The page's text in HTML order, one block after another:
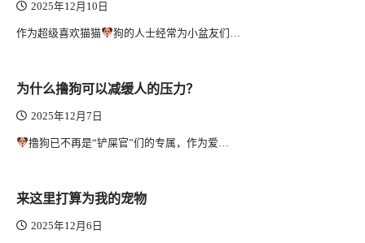
2025年12月10日
作为超级喜欢猫猫 狗的人士经常为小盆友们…
为什么撸狗可以减缓人的压力？
2025年12月7日
撸狗已不再是“铲屎官”们的专属，作为爱…
来这里打算为我的宠物
2025年12月6日